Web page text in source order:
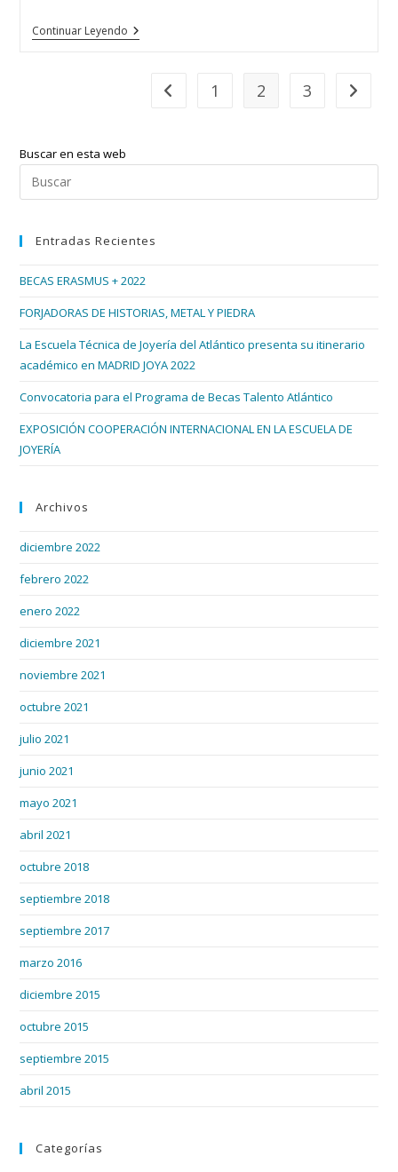
Continuar LeyendoMISS
TURISMO
CORUÑAIr a la página anterior
1 2 3 Ir a la
Buscar en esta web
Entradas Recientes
BECAS ERASMUS + 2022
FORJADORAS DE HISTORIAS, METAL Y PIEDRA
La Escuela Técnica de Joyería del Atlántico presenta su itinerario
académico en MADRID JOYA 2022
Convocatoria para el Programa de Becas Talento Atlántico
EXPOSICIÓN COOPERACIÓN INTERNACIONAL EN LA ESCUELA DE
JOYERÍA
Archivos
diciembre 2022
febrero 2022
enero 2022
diciembre 2021
noviembre 2021
octubre 2021
julio 2021
junio 2021
mayo 2021
abril 2021
octubre 2018
septiembre 2018
septiembre 2017
marzo 2016
diciembre 2015
octubre 2015
septiembre 2015
abril 2015
Categorías